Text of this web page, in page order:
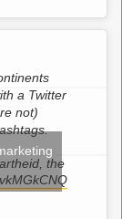
a Twitter
not)
the